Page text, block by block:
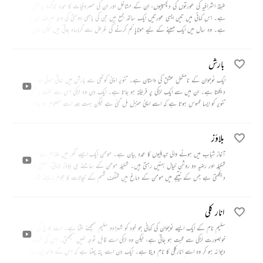
طبقۂ اشرافیہ کی عورتوں کی دلچسپیوں، ان کے مشاغل اور ان کی مصروفیات کا عمدہ تذکرہ پر مبنی عمدہ کہانی
ہے۔ اس کہانی میں تین ایسی عورتیں ایک ساتھ جمع ہیں جن کی باہمی دوستی کی وجہ صرف ان کا موٹاپا
ہے۔ وہ سال میں ایک مہینے کے لیے موٹاپا کم کرنے کی غرض سے کربساد جاتی ہیں لیکن وہاں بھی وہ
بارش
ایک نوجوان کے نامکمل عشق کی داستان ہے۔ تنویر اپنی کوٹھی سے بارش میں نہاتی ہوئی دو لڑکیوں کو
دیکھتا ہے۔ ان میں سے ایک لڑکی پر فریفتہ ہو جاتا ہے۔ ایک دن وہ لڑکی اس سے لفٹ مانگتی ہے اور
تنویر کو ایسا محسوس ہوتا ہے کہ اسے اپنی منزل مل گئی ہے لیکن بہت جلد اسے معلوم ہو جاتا ہے کہ وہ
بلاؤز
آغاز شباب میں ہونے والی تبدیلیوں کا عمدہ بیان ہے۔ مومن ایک ایسے گھر میں ملازم ہے جس میں
شکیلہ اور رضیہ دو روشن خیال بہنیں رہتی ہیں۔ شکیلہ مومن کے سامنے ہی بلاؤز ناپتی، سلتی اور پہن کر
دیکھتی ہے جس کے نتیجے میں مومن کے دماغ میں مختلف قسم کے خیالات کا ہجوم رہنے لگتا ہے اور
انار کلی
سلیم نام کے ایک ایسے نوجوان کی کہانی جو خود کو شہزادہ سلیم سمجھنے لگتا ہے۔ اسے کالج کی ایک
خوبصورت لڑکی سے محبت ہو جاتی ہے، لیکن وہ لڑکی اسے قابل توجہ نہیں سمجھتی۔ اس کی محبت میں
دیوانہ ہو کر وہ اسے انارکلی کا نام دیتا ہے۔ ایک دن اسے پتہ چلتا ہے کہ اس کے والدین نے اسی